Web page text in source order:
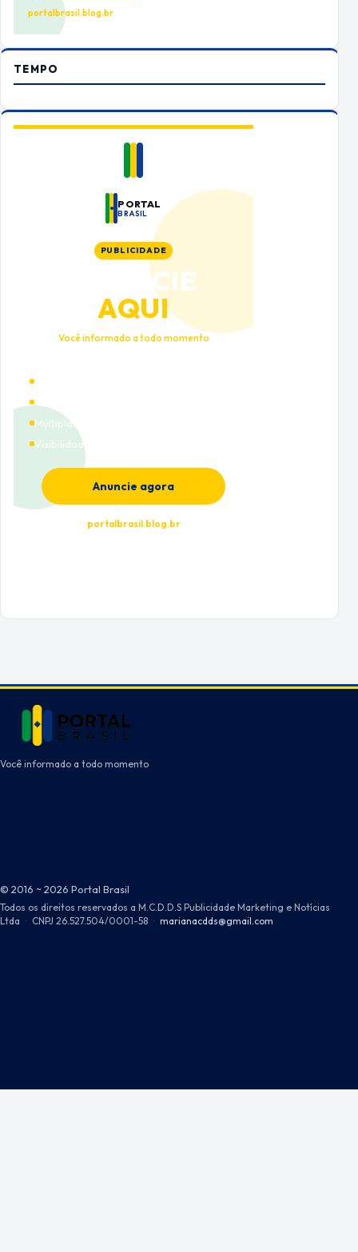
portalbrasil.blog.br
TEMPO
PORTAL
BRASIL
PUBLICIDADE
ANUNCIE
AQUI
Você informado a todo momento
Múltiplas categorias
Visibilidade premium
Anuncie agora
portalbrasil.blog.br
Você informado a todo momento
© 2016 ~ 2026 Portal Brasil
Todos os direitos reservados a M.C.D.D.S Publicidade Marketing e Notícias
Ltda · CNPJ 26.527.504/0001-58 · marianacdds@gmail.com